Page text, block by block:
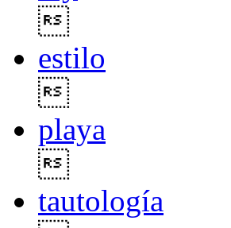
estilo
playa
tautología